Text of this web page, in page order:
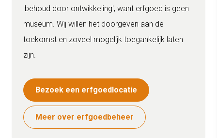
'behoud door ontwikkeling', want erfgoed is geen
museum. Wij willen het doorgeven aan de
toekomst en zoveel mogelijk toegankelijk laten
zijn.
Bezoek een erfgoedlocatie
Meer over erfgoedbeheer